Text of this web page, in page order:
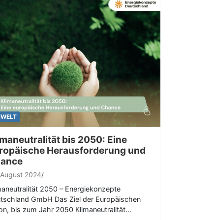
bis 2050: Eine
Herausforderung und
2024
2050 – Energiekonzepte
GmbH Das Ziel der Europäischen
bis zum Jahr 2050 Klimaneutralität…